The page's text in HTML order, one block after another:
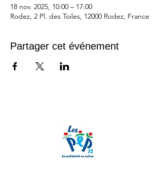
18 nov. 2025, 10:00 – 17:00
Rodez, 2 Pl. des Toiles, 12000 Rodez, France
Partager cet événement